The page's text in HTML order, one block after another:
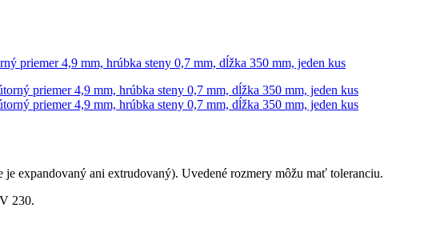
priemer 4,9 mm, hrúbka steny 0,7 mm, dĺžka 350 mm, jeden kus
expandovaný ani extrudovaný). Uvedené rozmery môžu mať toleranciu.
230.